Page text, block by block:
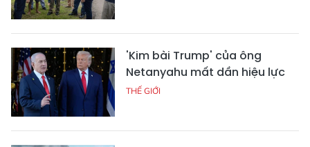
'Kim bài Trump' của ông
Netanyahu mất dần hiệu lực
THẾ GIỚI